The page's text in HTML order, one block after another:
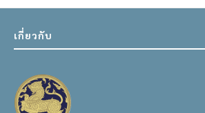
เกี่ยวกับ